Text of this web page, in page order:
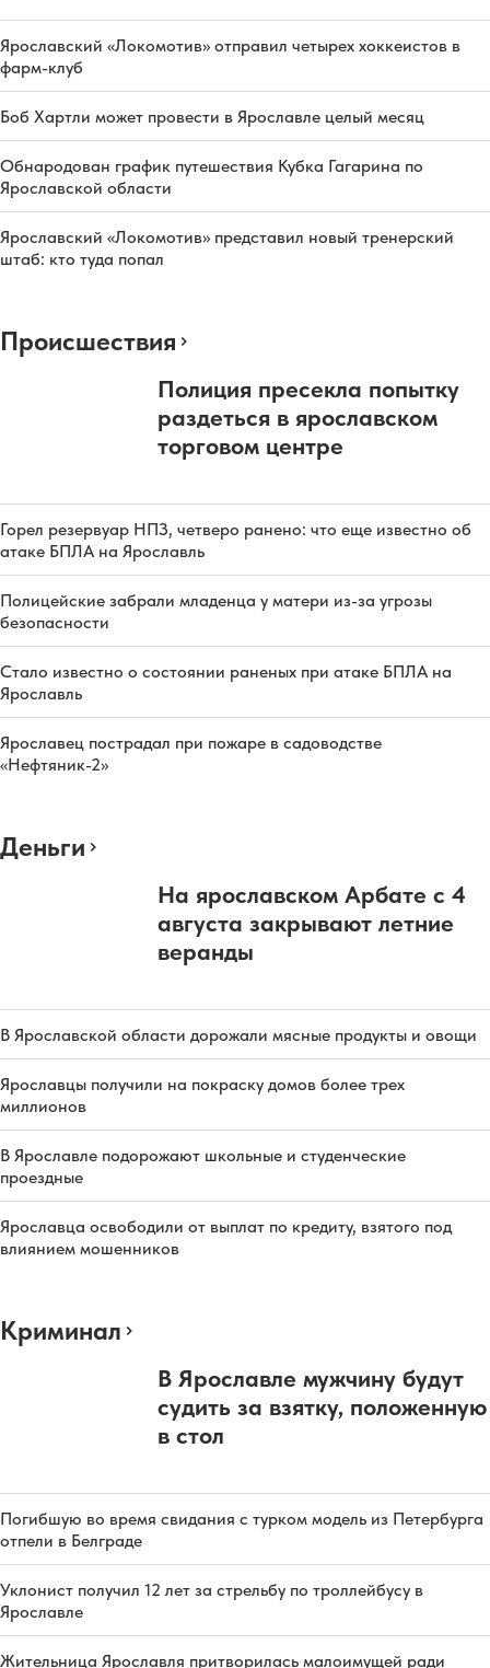
Ярославский «Локомотив» отправил четырех хоккеистов в
фарм-клуб
Боб Хартли может провести в Ярославле целый месяц
Обнародован график путешествия Кубка Гагарина по
Ярославской области
Ярославский «Локомотив» представил новый тренерский
штаб: кто туда попал
Происшествия
Полиция пресекла попытку
раздеться в ярославском
торговом центре
Горел резервуар НПЗ, четверо ранено: что еще известно об
атаке БПЛА на Ярославль
Полицейские забрали младенца у матери из-за угрозы
безопасности
Стало известно о состоянии раненых при атаке БПЛА на
Ярославль
Ярославец пострадал при пожаре в садоводстве
«Нефтяник-2»
Деньги
На ярославском Арбате с 4
августа закрывают летние
веранды
В Ярославской области дорожали мясные продукты и овощи
Ярославцы получили на покраску домов более трех
миллионов
В Ярославле подорожают школьные и студенческие
проездные
Ярославца освободили от выплат по кредиту, взятого под
влиянием мошенников
Криминал
В Ярославле мужчину будут
судить за взятку, положенную
в стол
Погибшую во время свидания с турком модель из Петербурга
отпели в Белграде
Уклонист получил 12 лет за стрельбу по троллейбусу в
Ярославле
Жительница Ярославля притворилась малоимущей ради